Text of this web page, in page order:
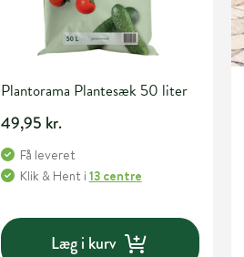
Plantorama Plantesæk 50 liter
49,95 kr.
Få leveret
Klik & Hent i 13 centre
Læg i kurv